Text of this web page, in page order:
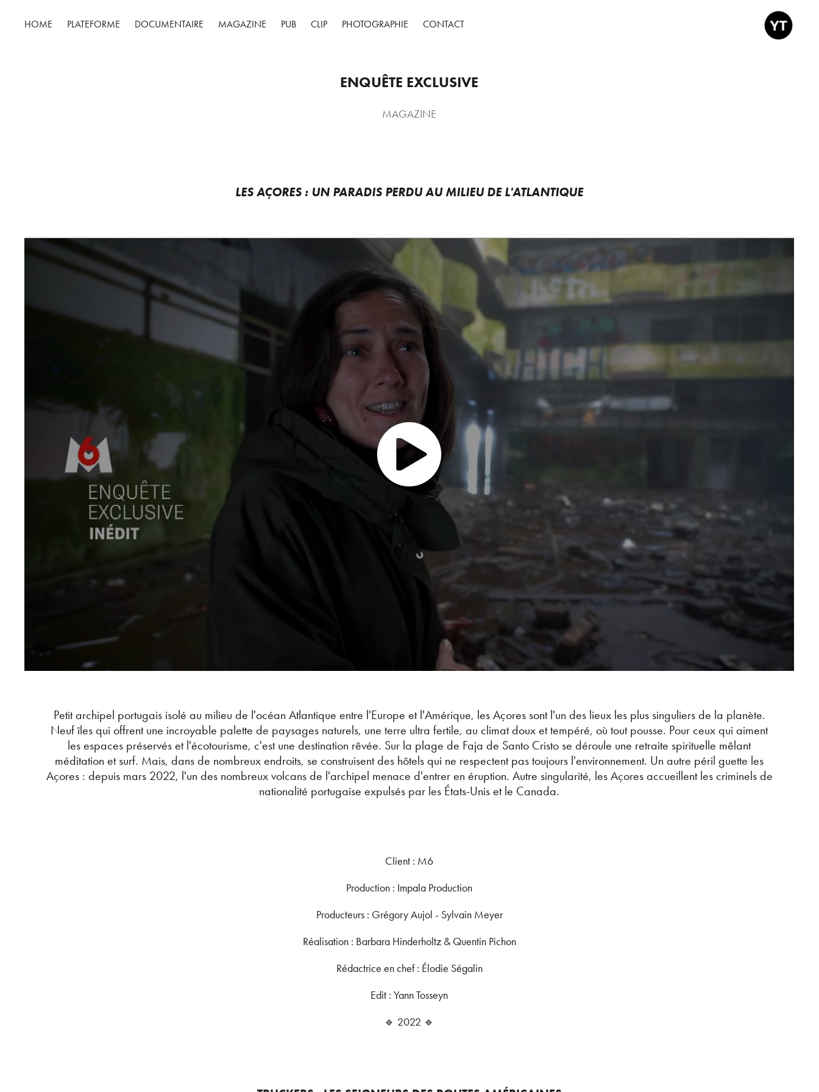
HOME PLATEFORME DOCUMENTAIRE MAGAZINE PUB CLIP PHOTOGRAPHIE CONTACT
ENQUÊTE EXCLUSIVE
MAGAZINE
LES AÇORES : UN PARADIS PERDU AU MILIEU DE L'ATLANTIQUE
Petit archipel portugais isolé au milieu de l'océan Atlantique entre l'Europe et l'Amérique, les Açores sont l'un des lieux les plus singuliers de la planète.
Neuf îles qui offrent une incroyable palette de paysages naturels, une terre ultra fertile, au climat doux et tempéré, où tout pousse. Pour ceux qui aiment
les espaces préservés et l'écotourisme, c'est une destination rêvée. Sur la plage de Faja de Santo Cristo se déroule une retraite spirituelle mêlant
méditation et surf. Mais, dans de nombreux endroits, se construisent des hôtels qui ne respectent pas toujours l'environnement. Un autre péril guette les
Açores : depuis mars 2022, l'un des nombreux volcans de l'archipel menace d'entrer en éruption. Autre singularité, les Açores accueillent les criminels de
nationalité portugaise expulsés par les États-Unis et le Canada.
Client : M6
Production : Impala Production
Producteurs : Grégory Aujol - Sylvain Meyer
Réalisation : Barbara Hinderholtz & Quentin Pichon
Rédactrice en chef : Élodie Ségalin
Edit : Yann Tosseyn
🔹 2022 🔹